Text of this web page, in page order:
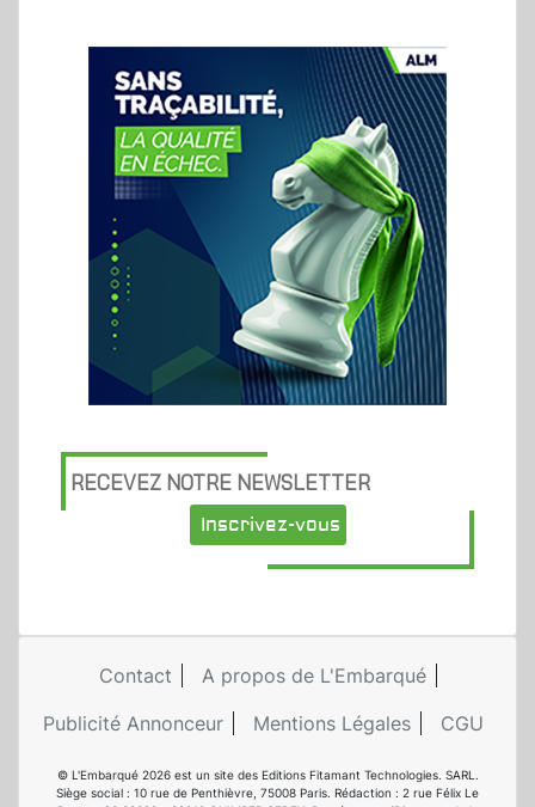
RECEVEZ NOTRE NEWSLETTER
Inscrivez-vous
Contact
A propos de L'Embarqué
Publicité Annonceur
Mentions Légales CGU
© L'Embarqué 2026 est un site des Editions Fitamant Technologies. SARL.
Siège social : 10 rue de Penthièvre, 75008 Paris. Rédaction : 2 rue Félix Le